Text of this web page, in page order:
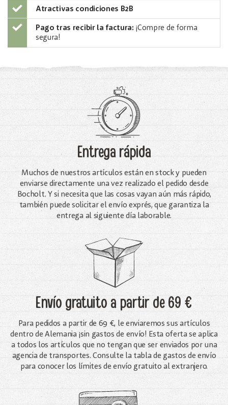
Atractivas condiciones B2B
Pago tras recibir la factura: ¡Compre de forma
segura!
Entrega rápida
Muchos de nuestros artículos están en stock y pueden
enviarse directamente una vez realizado el pedido desde
Bocholt. Y si necesita que las cosas vayan aún más rápido,
también puede solicitar el envío exprés, que garantiza la
entrega al siguiente día laborable.
Envío gratuitoa partir de 69 €
Para pedidos a partir de 69 €, le enviaremos sus artículos
dentro de Alemania ¡sin gastos de envío! Esta oferta se aplica
a todos los artículos que no tengan que ser enviados por una
agencia de transportes. Consulte la tabla de gastos de envío
para conocer los límites de envío gratuito al extranjero.